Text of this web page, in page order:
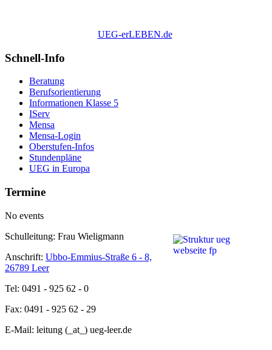
UEG-erLEBEN.de
Schnell-Info
Beratung
Berufsorientierung
Informationen Klasse 5
IServ
Mensa
Mensa-Login
Oberstufen-Infos
Stundenpläne
UEG in Europa
Termine
No events
Schulleitung: Frau Wieligmann
Anschrift: Ubbo-Emmius-Straße 6 - 8,
26789 Leer
Tel: 0491 - 925 62 - 0
Fax: 0491 - 925 62 - 29
E-Mail: leitung (_at_) ueg-leer.de